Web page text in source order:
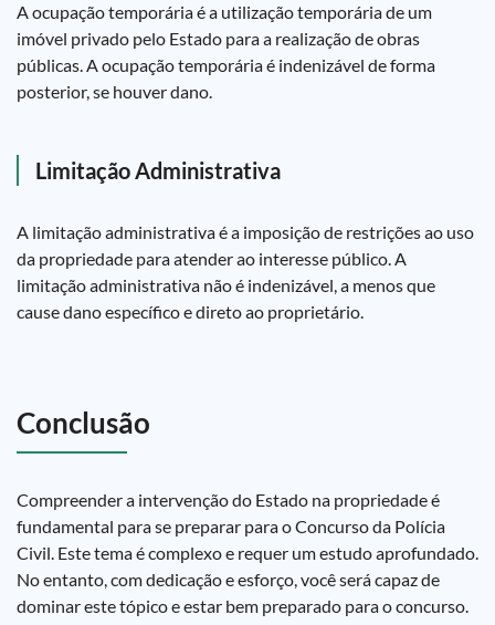
A ocupação temporária é a utilização temporária de um
imóvel privado pelo Estado para a realização de obras
públicas. A ocupação temporária é indenizável de forma
posterior, se houver dano.
Limitação Administrativa
A limitação administrativa é a imposição de restrições ao uso
da propriedade para atender ao interesse público. A
limitação administrativa não é indenizável, a menos que
cause dano específico e direto ao proprietário.
Conclusão
Compreender a intervenção do Estado na propriedade é
fundamental para se preparar para o Concurso da Polícia
Civil. Este tema é complexo e requer um estudo aprofundado.
No entanto, com dedicação e esforço, você será capaz de
dominar este tópico e estar bem preparado para o concurso.